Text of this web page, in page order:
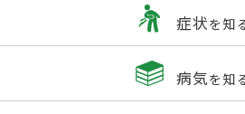
症状を知
病気を知